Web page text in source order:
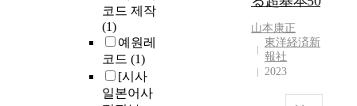
코드 제작
(1)
예원레
코드 (1)
[시사
일본어사
山本康正
東洋経済新
報社
2023